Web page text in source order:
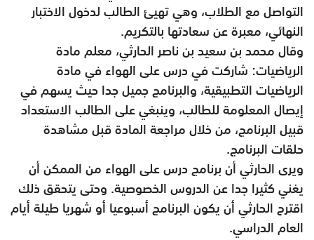
التواصل مع الطلاب، وهي تهيئ الطالب لدخول الاختبار
النهائي، معبرة عن سعادتها بالتكريم.
وقال محمد بن سعيد بن ناصر الحارثي، معلم مادة
الرياضيات: شاركت في درس على الهواء في مادة
الرياضيات التطبيقية، والبرنامج جميل جدا حيث يسهم في
إيصال المعلومة للطالب، وينبغي على الطالب الاستعداد
قبيل البرنامج، من خلال مراجعة المادة قبل مشاهدة
حلقات البرنامج.
ويرى الحارثي أن برنامج درس على الهواء من الممكن أن
يغني كثيرا جدا عن الدروس الخصوصية. وحتى يتحقق ذلك
اقترح الحارثي أن يكون البرنامج أسبوعيا أو شهريا طيلة أيام
العام الدراسي.